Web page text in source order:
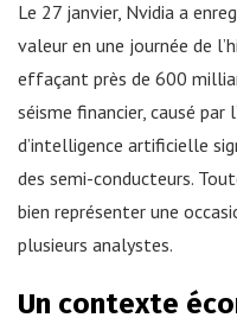
Le 27 janvier, Nvidia a
valeur en une journée de
effaçant près de 600
séisme financier, causé par
d’intelligence artificielle
des semi-conducteurs.
bien représenter une
plusieurs analystes.
Un contexte